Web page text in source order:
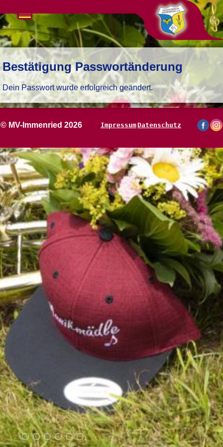
Navigation
überspringen
Bestätigung Passwortänderung
Dein Passwort wurde erfolgreich geändert.
© MV-Immenried 2026 ImpressumDatenschutz